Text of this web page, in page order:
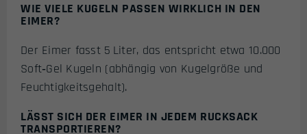
WIE VIELE KUGELN PASSEN WIRKLICH IN DEN
EIMER?
Der Eimer fasst 5 Liter, das entspricht etwa 10.000
Soft‑Gel Kugeln (abhängig von Kugelgröße und
Feuchtigkeitsgehalt).
LÄSST SICH DER EIMER IN JEDEM RUCKSACK
TRANSPORTIEREN?